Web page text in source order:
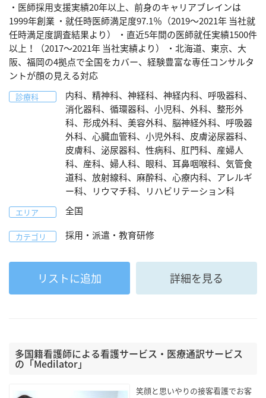
・医師採用支援実績20年以上、前身のキャリアブレインは
1999年創業 ・就任時医師満足度97.1％（2019～2021年 当社就
任時満足度調査結果より） ・直近5年間の医師就任実績1500件
以上！（2017～2021年 当社実績より） ・北海道、東京、大
阪、福岡の4拠点で全国をカバー、経験豊富な専任コンサルタ
ントが顔の見える対応
診療科
内科、精神科、神経科、神経内科、呼吸器科、
消化器科、循環器科、小児科、外科、整形外
科、形成外科、美容外科、脳神経外科、呼吸器
外科、心臓血管科、小児外科、皮膚泌尿器科、
皮膚科、泌尿器科、性病科、肛門科、産婦人
科、産科、婦人科、眼科、耳鼻咽喉科、気管食
道科、放射線科、麻酔科、心療内科、アレルギ
ー科、リウマチ科、リハビリテーション科
エリア 全国
カテゴリ 採用・派遣・教育研修
リストに追加 詳細を見る
多国籍看護師による看護サービス・医療通訳サービス
の「Medilator」
笑顔と思いやりの接客看護でお客